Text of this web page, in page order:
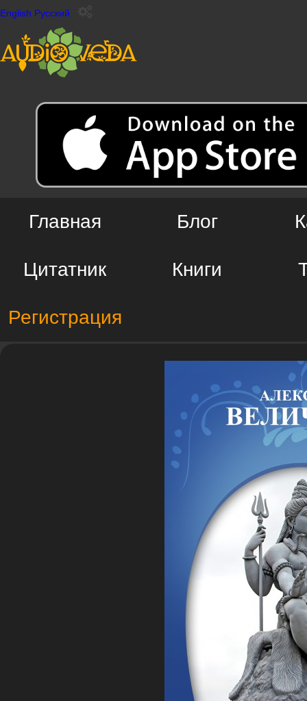
English Русский
Главная Блог
Цитатник Книги
Регистрация